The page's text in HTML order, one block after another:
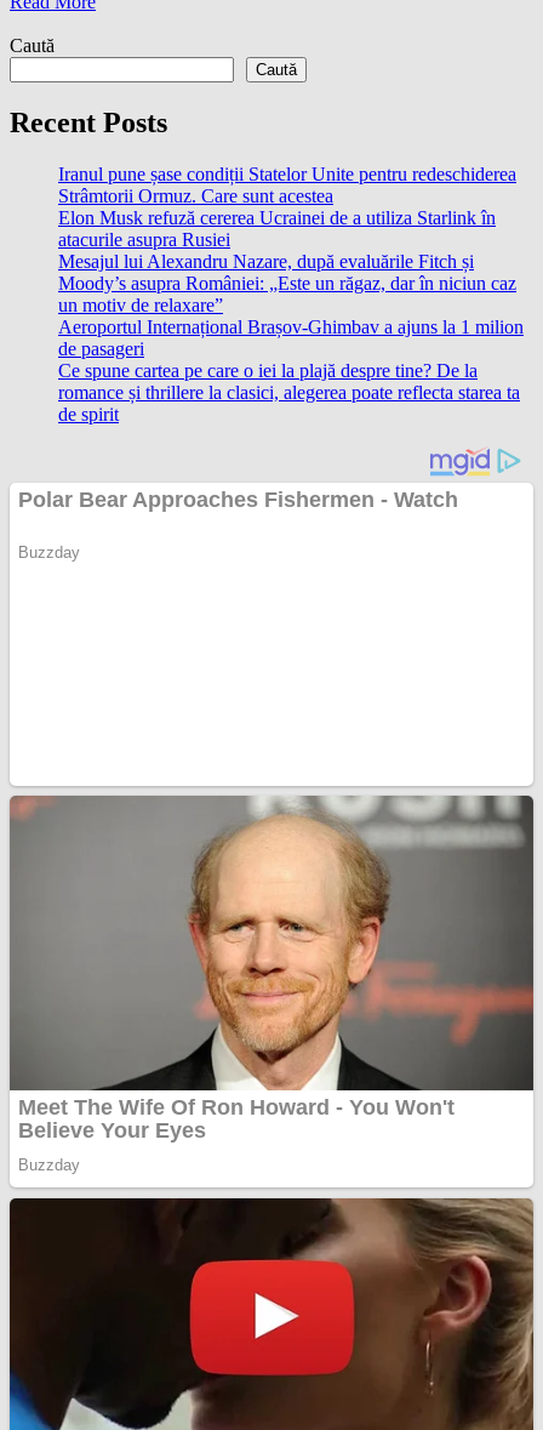
Caută
Caută
Recent Posts
Iranul pune șase condiții Statelor Unite pentru redeschiderea
Strâmtorii Ormuz. Care sunt acestea
Elon Musk refuză cererea Ucrainei de a utiliza Starlink în
atacurile asupra Rusiei
Mesajul lui Alexandru Nazare, după evaluările Fitch și
Moody’s asupra României: „Este un răgaz, dar în niciun caz
un motiv de relaxare”
Aeroportul Internațional Brașov-Ghimbav a ajuns la 1 milion
de pasageri
Ce spune cartea pe care o iei la plajă despre tine? De la
romance și thrillere la clasici, alegerea poate reflecta starea ta
de spirit